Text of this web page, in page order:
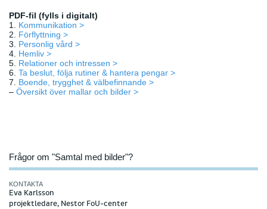
PDF-fil (fylls i digitalt)
1. Kommunikation >
2. Förflyttning >
3. Personlig vård >
4. Hemliv >
5. Relationer och intressen >
6. Ta beslut, följa rutiner & hantera pengar >
7. Boende, trygghet & välbefinnande >
– Översikt över mallar och bilder >
Frågor om "Samtal med bilder"?
KONTAKTA
Eva Karlsson
projektledare, Nestor FoU-center